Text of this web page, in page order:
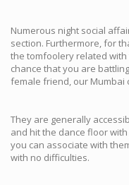
Numerous night social
section. Furthermore, for
the tomfoolery related
chance that you are
female friend, our Mumbai
They are generally
and hit the dance floor
you can associate with
with no difficulties.